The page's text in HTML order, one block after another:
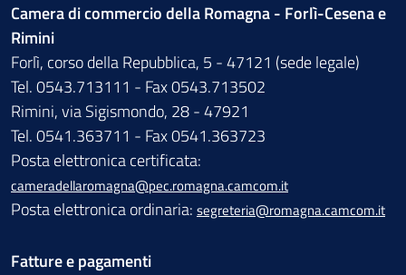
Camera di commercio della Romagna - Forlì-Cesena e
Rimini
Forlì, corso della Repubblica, 5 - 47121 (sede legale)
Tel. 0543.713111 - Fax 0543.713502
Rimini, via Sigismondo, 28 - 47921
Tel. 0541.363711 - Fax 0541.363723
Posta elettronica certificata:
cameradellaromagna@pec.romagna.camcom.it
Posta elettronica ordinaria: segreteria@romagna.camcom.it
Fatture e pagamenti